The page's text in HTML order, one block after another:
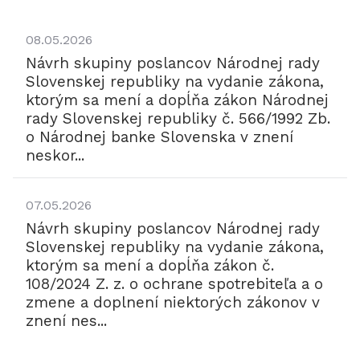
08.05.2026
Návrh skupiny poslancov Národnej rady
Slovenskej republiky na vydanie zákona,
ktorým sa mení a dopĺňa zákon Národnej
rady Slovenskej republiky č. 566/1992 Zb.
o Národnej banke Slovenska v znení
neskor...
07.05.2026
Návrh skupiny poslancov Národnej rady
Slovenskej republiky na vydanie zákona,
ktorým sa mení a dopĺňa zákon č.
108/2024 Z. z. o ochrane spotrebiteľa a o
zmene a doplnení niektorých zákonov v
znení nes...